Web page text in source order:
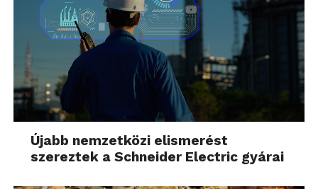
Újabb nemzetközi elismerést
szereztek a Schneider Electric gyárai